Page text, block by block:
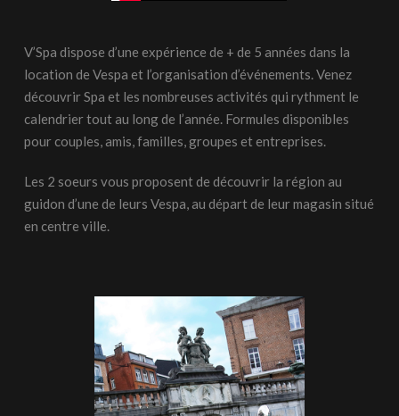
V’Spa dispose d’une expérience de + de 5 années dans la
location de Vespa et l’organisation d’événements. Venez
découvrir Spa et les nombreuses activités qui rythment le
calendrier tout au long de l’année. Formules disponibles
pour couples, amis, familles, groupes et entreprises.
Les 2 soeurs vous proposent de découvrir la région au
guidon d’une de leurs Vespa, au départ de leur magasin situé
en centre ville.